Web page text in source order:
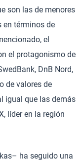
son las de menores
en términos de
el
el protagonismo de
DnB Nord,
de valores de
igual que las demás
líder en la región
ha seguido una